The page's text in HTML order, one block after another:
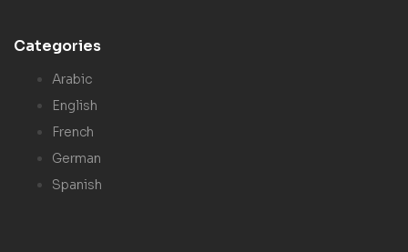
Categories
Arabic
English
French
German
Spanish